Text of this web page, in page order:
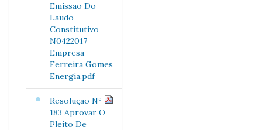
Emissao Do
Laudo
Constitutivo
N0422017
Empresa
Ferreira Gomes
Energia.pdf
Resolução Nº
183 Aprovar O
Pleito De